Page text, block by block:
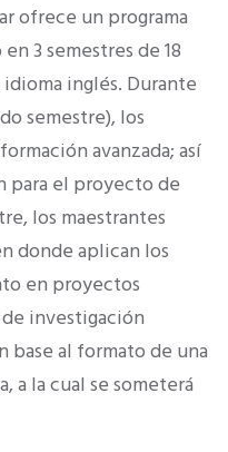
ofrece un programa
3 semestres de 18
inglés. Durante
semestre), los
avanzada; así
para el proyecto de
los maestrantes
donde aplican los
en proyectos
investigación
base al formato de una
a la cual se someterá